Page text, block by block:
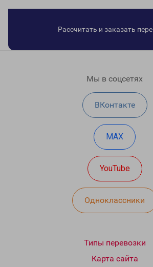
Рассчитать и заказать
Мы в соцсетях
ВКонтакте
MAX
YouTube
Одноклассники
Типы перевозки
Карта сайта